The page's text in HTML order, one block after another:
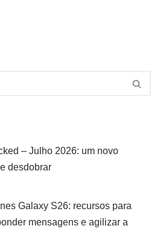
– Julho 2026: um novo
desdobrar
Galaxy S26: recursos para
mensagens e agilizar a